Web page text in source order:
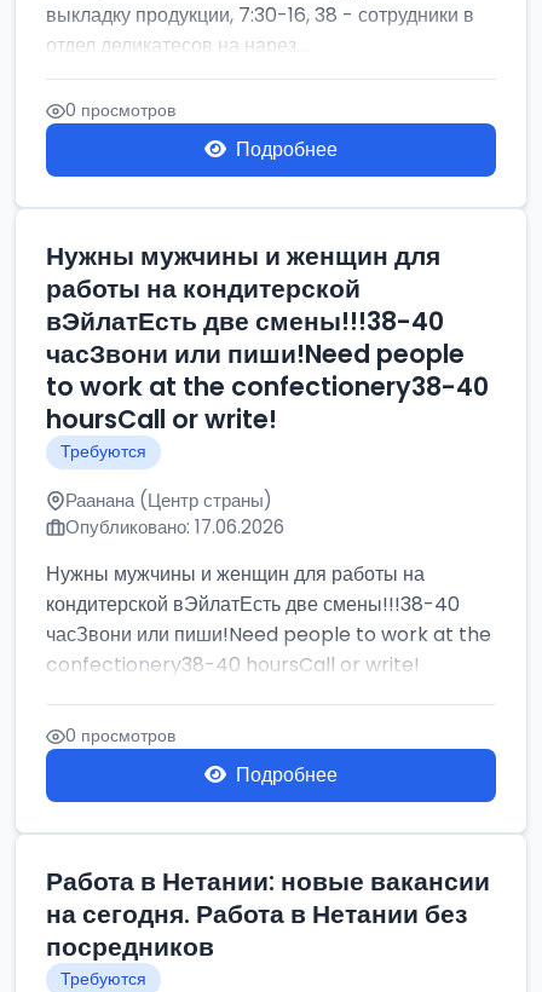
выкладку продукции, 7:30-16, 38 - сотрудники в
отдел деликатесов на нарез...
0 просмотров
Подробнее
Нужны мужчины и женщин для
работы на кондитерской
вЭйлатЕсть две смены!!!38-40
часЗвони или пиши!Need people
to work at the confectionery38-40
hoursCall or write!
Требуются
Раанана (Центр страны)
Опубликовано: 17.06.2026
Нужны мужчины и женщин для работы на
кондитерской вЭйлатЕсть две смены!!!38-40
часЗвони или пиши!Need people to work at the
confectionery38-40 hoursCall or write!
0 просмотров
Подробнее
Работа в Нетании: новые вакансии
на сегодня. Работа в Нетании без
посредников
Требуются